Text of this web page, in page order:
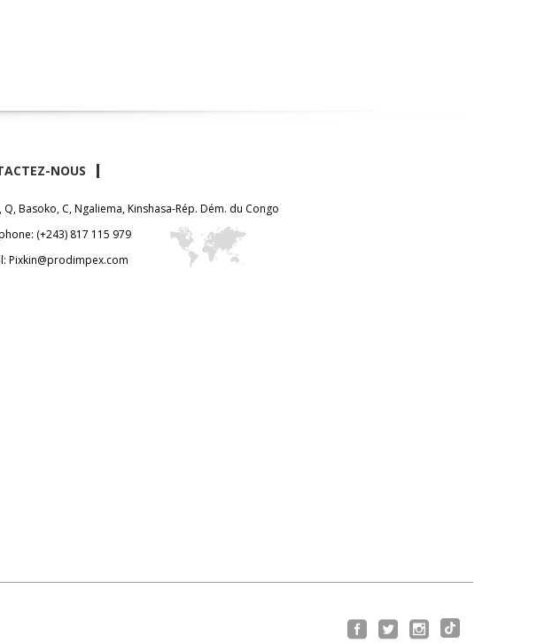
NOUS
Q, Basoko, C, Ngaliema, Kinshasa-Rép. Dém. du Congo
(+243) 817 115 979
Pixkin@prodimpex.com